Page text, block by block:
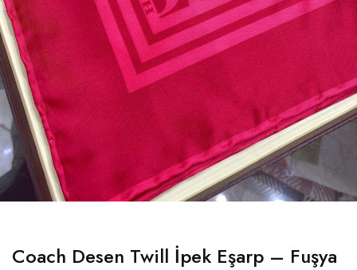
Coach Desen Twill İpek Eşarp – Fuşya